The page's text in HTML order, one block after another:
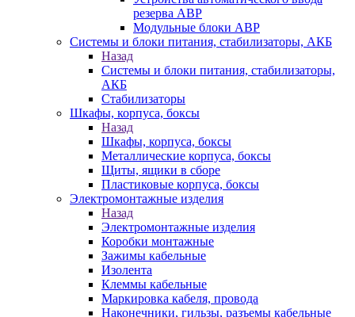
резерва АВР
Модульные блоки АВР
Системы и блоки питания, стабилизаторы, АКБ
Назад
Системы и блоки питания, стабилизаторы,
АКБ
Стабилизаторы
Шкафы, корпуса, боксы
Назад
Шкафы, корпуса, боксы
Металлические корпуса, боксы
Щиты, ящики в сборе
Пластиковые корпуса, боксы
Электромонтажные изделия
Назад
Электромонтажные изделия
Коробки монтажные
Зажимы кабельные
Изолента
Клеммы кабельные
Маркировка кабеля, провода
Наконечники, гильзы, разъемы кабельные